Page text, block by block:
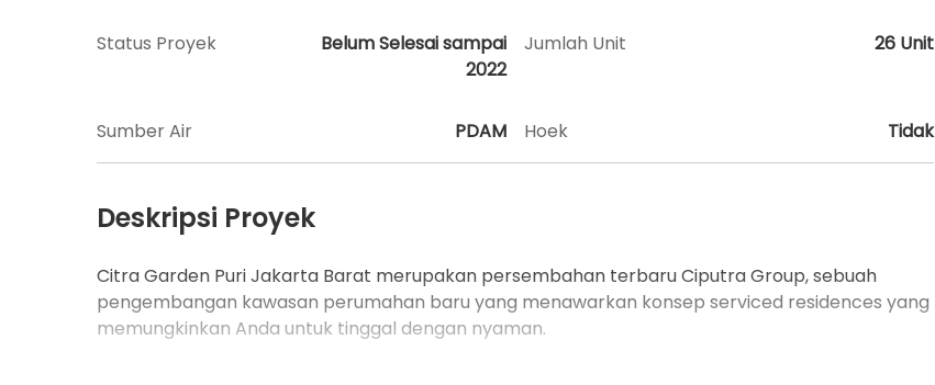
Status Proyek
Belum Selesai sampai
2022
Jumlah Unit 26 Unit
Sumber Air PDAM Hoek Tidak
Deskripsi Proyek
Citra Garden Puri Jakarta Barat merupakan persembahan terbaru Ciputra Group, sebuah
pengembangan kawasan perumahan baru yang menawarkan konsep serviced residences yang
memungkinkan Anda untuk tinggal dengan nyaman.